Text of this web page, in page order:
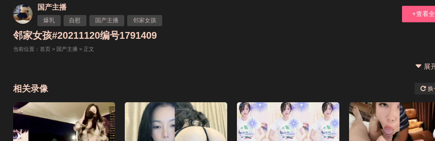
国产主播
爆乳 自慰 国产主播 邻家女孩
+查看
邻家女孩#20211120编号1791409
当前位置： 首页 > 国产主播 > 正文
展
相关录像 换